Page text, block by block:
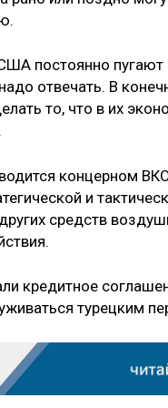
постоянно
отвечать. В
то, что в их
концерном
и
средств
кредитное
турецким